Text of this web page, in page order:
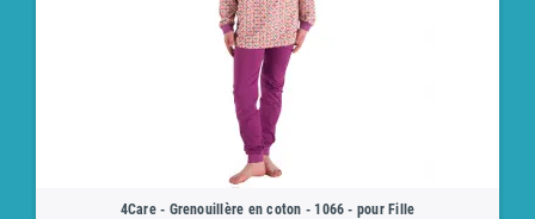
4Care - Grenouillère en coton - 1066 - pour Fille